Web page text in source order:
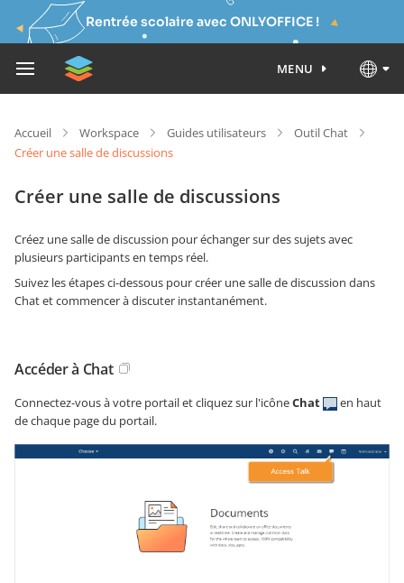
Rentrée scolaire avec ONLYOFFICE !
MENU
Accueil Workspace Guides utilisateurs
Outil Chat
Créer une salle de discussions
Créer une salle de discussions
Créez une salle de discussion pour échanger sur des sujets avec
plusieurs participants en temps réel.
Suivez les étapes ci-dessous pour créer une salle de discussion dans
Chat et commencer à discuter instantanément.
Accéder à Chat
Connectez-vous à votre portail et cliquez sur l'icôneChat
en haut
de chaque page du portail.